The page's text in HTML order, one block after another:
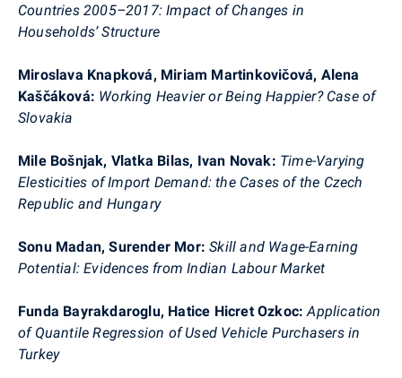
Countries2005–2017:Impact of Changes in
Households’Structure
Miroslava Knapková, Miriam Martinkovičová, Alena
Kaščáková: Working Heavier or Being Happier? Caseof
Slovakia
Mile Bošnjak, Vlatka Bilas, Ivan Novak: Time-Varying
Elesticities ofImport Demand:the Cases of the Czech
Republic and Hungary
Sonu Madan,Surender Mor:Skill and Wage-Earning
Potential:Evidences from Indian LabourMarket
Funda Bayrakdaroglu, Hatice Hicret Ozkoc:Application
of Quantile Regression of Used Vehicle Purchasersin
Turkey